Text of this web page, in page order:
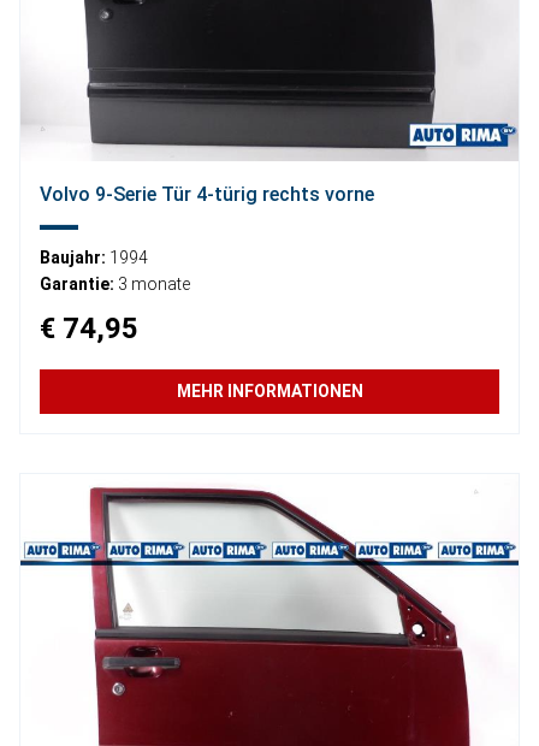
Volvo 9-Serie Tür 4-türig rechts vorne
Baujahr: 1994
Garantie: 3 monate
€ 74,95
MEHR INFORMATIONEN